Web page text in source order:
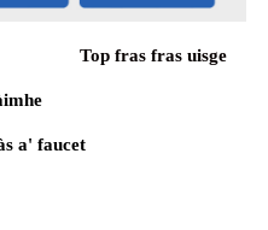
Top fras fras uisge
a' faucet